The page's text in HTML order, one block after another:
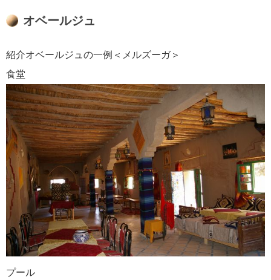
オベールジュ
紹介オベールジュの一例＜メルズーガ＞
食堂
プール